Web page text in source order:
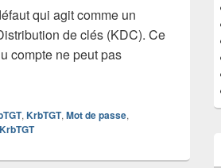
qui agit comme un
de clés (KDC). Ce
compte ne peut pas
compte KrbTGT
, KrbTGT, Mot de passe,